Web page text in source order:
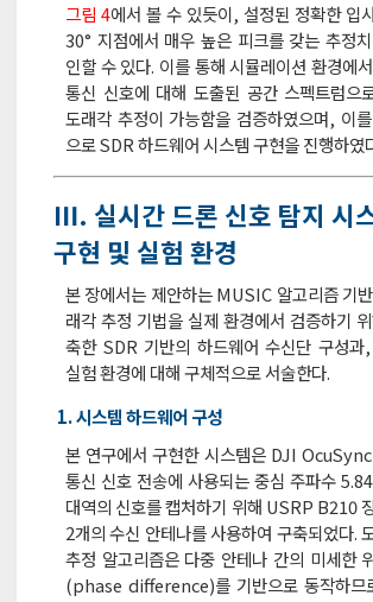
그림 4에서 볼 수 있듯이, 설정된 정확한 입
30° 지점에서 매우 높은 피크를 갖는 추정
인할 수 있다. 이를 통해 시뮬레이션 환경에
통신 신호에 대해 도출된 공간 스펙트럼으
도래각 추정이 가능함을 검증하였으며, 이
으로 SDR 하드웨어 시스템 구현을 진행하였
Ⅲ. 실시간 드론 신호 탐지 시
구현 및 실험 환경
본 장에서는 제안하는 MUSIC 알고리즘 기
래각 추정 기법을 실제 환경에서 검증하기
축한 SDR 기반의 하드웨어 수신단 구성과
실험 환경에 대해 구체적으로 서술한다.
1. 시스템 하드웨어 구성
본 연구에서 구현한 시스템은 DJI
통신 신호 전송에 사용되는 중심 주파수
대역의 신호를 캡처하기 위해 USRP B210
2개의 수신 안테나를 사용하여 구축되었다.
추정 알고리즘은 다중 안테나 간의 미세한
(phase difference)를 기반으로 동작하므